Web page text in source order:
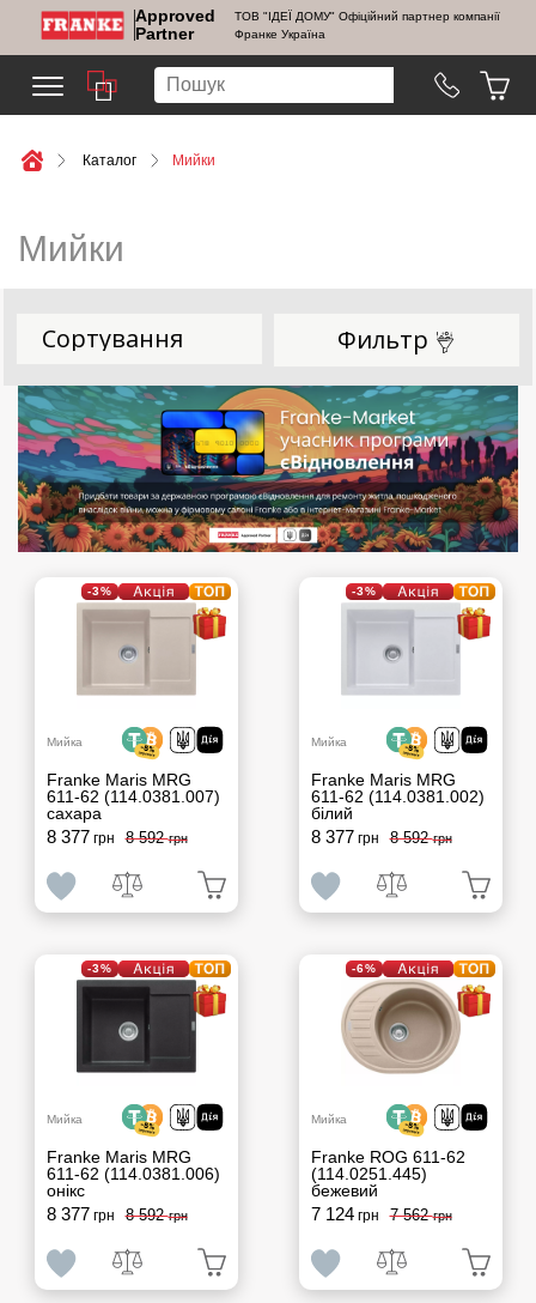
Approved
Partner
ТОВ "ІДЕЇ ДОМУ" Офіційний партнер компанії
Франке Україна
Каталог Мийки
Мийки
Фильтр
-3%
Мийка
Franke Maris MRG
611-62 (114.0381.007)
сахара
8 377 грн 8 592грн
-3%
Мийка
Franke Maris MRG
611-62 (114.0381.002)
білий
8 377 грн 8 592грн
-3%
Мийка
Franke Maris MRG
611-62 (114.0381.006)
онікс
8 377 грн 8 592грн
-6%
Мийка
Franke ROG 611-62
(114.0251.445)
бежевий
7 124грн 7 562грн